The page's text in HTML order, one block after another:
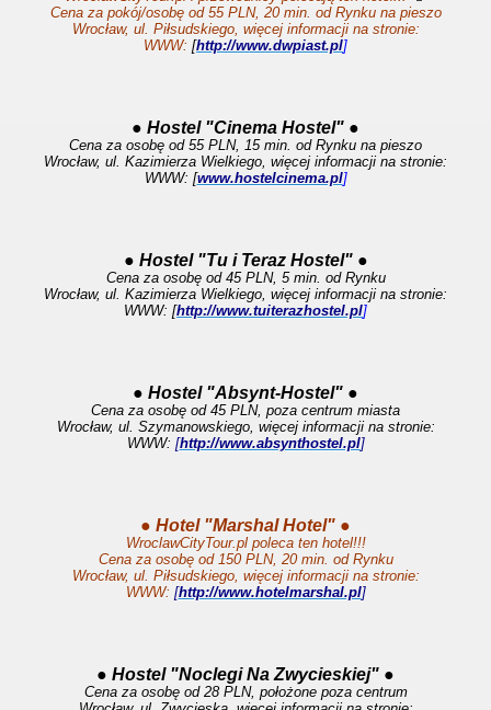
Cena za pokój/osobę od 55 PLN, 20 min. od Rynku na pieszo
Wrocław, ul. Piłsudskiego, więcej informacji na stronie:
WWW: [http://www.dwpiast.pl]
● Hostel "Cinema Hostel" ●
Cena za osobę od 55 PLN, 15 min. od Rynku na pieszo
Wrocław, ul. Kazimierza Wielkiego, więcej informacji na stronie:
WWW: [www.hostelcinema.pl]
● Hostel "Tu i Teraz Hostel" ●
Cena za osobę od 45 PLN, 5 min. od Rynku
Wrocław, ul. Kazimierza Wielkiego, więcej informacji na stronie:
WWW: [http://www.tuiterazhostel.pl]
● Hostel "Absynt-Hostel" ●
Cena za osobę od 45 PLN, poza centrum miasta
Wrocław, ul. Szymanowskiego, więcej informacji na stronie:
WWW: [http://www.absynthostel.pl]
● Hotel "Marshal Hotel" ●
WroclawCityTour.pl poleca ten hotel!!!
Cena za osobę od 150 PLN, 20 min. od Rynku
Wrocław, ul. Piłsudskiego, więcej informacji na stronie:
WWW: [http://www.hotelmarshal.pl]
● Hostel "Noclegi Na Zwycieskiej" ●
Cena za osobę od 28 PLN, położone poza centrum